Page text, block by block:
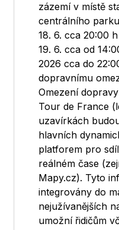
zázemí v místě
centrálního
18. 6. cca 20:00
19. 6. cca od
2026 cca do
dopravnímu
Omezení
Tour de France
uzavírkách
hlavních
platforem pro
reálném čase
Mapy.cz). Tyto
integrovány do
nejužívanějších
umožní řidičům